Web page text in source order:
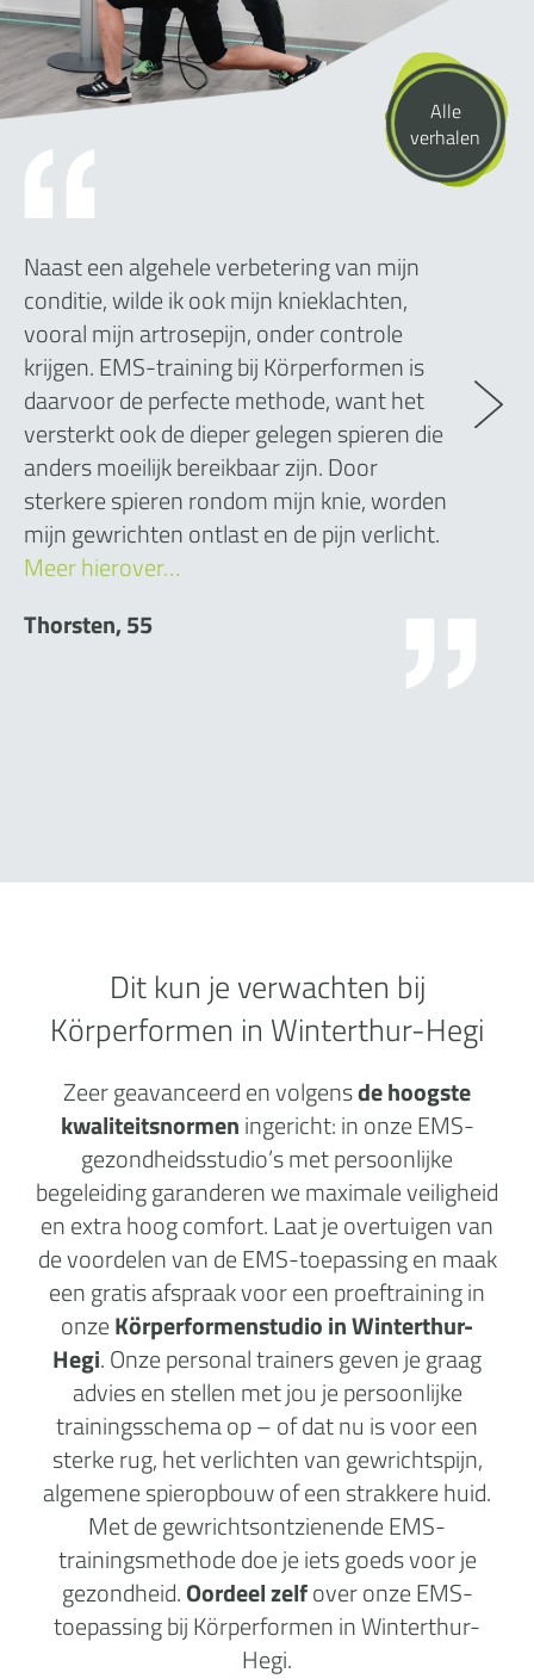
Alle
verhalen
Naast een algehele verbetering van mijn
conditie, wilde ik ook mijn knieklachten,
vooral mijn artrosepijn, onder controle
krijgen. EMS-training bij Körperformen is
daarvoor de perfecte methode, want het
versterkt ook de dieper gelegen spieren die
anders moeilijk bereikbaar zijn. Door
sterkere spieren rondom mijn knie, worden
mijn gewrichten ontlast en de pijn verlicht.
Meer hierover…
Thorsten, 55
Dit kun je verwachten bij
Körperformen in Winterthur-Hegi
Zeer geavanceerd en volgensde hoogste
kwaliteitsnormeningericht: in onze EMS-
gezondheidsstudio’s met persoonlijke
begeleiding garanderen we maximale veiligheid
en extra hoog comfort. Laat je overtuigen van
de voordelen van de EMS-toepassing en maak
een gratis afspraak voor een proeftraining in
onzeKörperformenstudio in Winterthur-
Hegi. Onze personal trainers geven je graag
advies en stellen met jou je persoonlijke
trainingsschema op – of dat nu is voor een
sterke rug, het verlichten van gewrichtspijn,
algemene spieropbouw of een strakkere huid.
Met de gewrichtsontzienende EMS-
trainingsmethode doe je iets goeds voor je
gezondheid.Oordeel zelfover onze EMS-
toepassing bij Körperformen in Winterthur-
Hegi.